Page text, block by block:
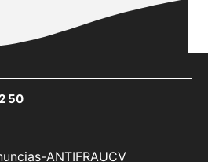
50
ANTIFRAUCV